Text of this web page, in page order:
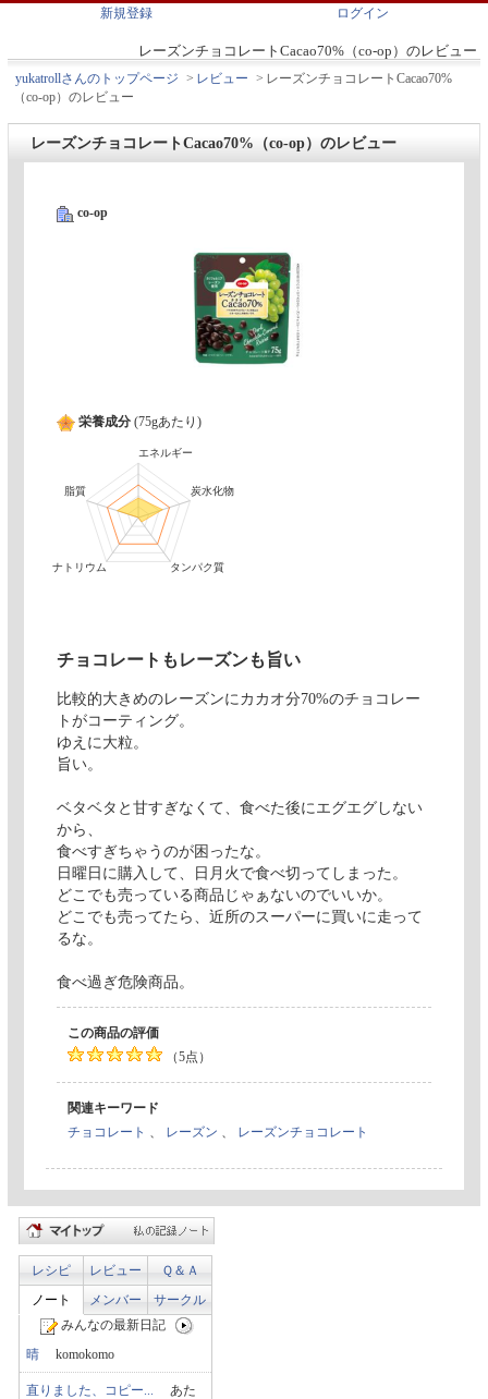
レーズンチョコレートCacao70%（co-op）のレビュー
新規登録 ログイン
yukatrollさんのトップページ > レビュー > レーズンチョコレートCacao70%
（co-op）のレビュー
レーズンチョコレートCacao70%（co-op）のレビュー
co-op
栄養成分 (75gあたり)
脂質
ナトリウム タンパク質
炭水化物
エネルギー
チョコレートもレーズンも旨い
比較的大きめのレーズンにカカオ分70%のチョコレー
トがコーティング。
ゆえに大粒。
旨い。
ベタベタと甘すぎなくて、食べた後にエグエグしない
から、
食べすぎちゃうのが困ったな。
日曜日に購入して、日月火で食べ切ってしまった。
どこでも売っている商品じゃぁないのでいいか。
どこでも売ってたら、近所のスーパーに買いに走って
るな。
食べ過ぎ危険商品。
この商品の評価
（5点）
関連キーワード
チョコレート 、 レーズン 、 レーズンチョコレート
レシピ レビュー
Ｑ＆Ａ
ノート
メンバー
サークル
みんなの最新日記
晴 komokomo
直りました、コピー... あた